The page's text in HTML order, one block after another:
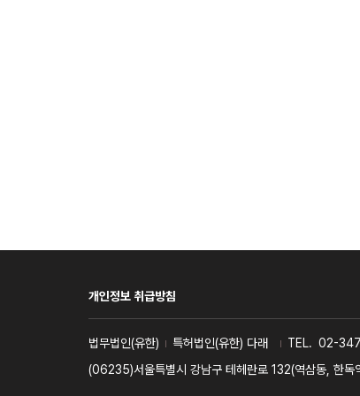
개인정보 취급방침
사업자명
법무법인(유한) 특허법인(유한) 다래 TEL. 02-
주소
(06235)서울특별시 강남구 테헤란로 132(역삼동, 한독